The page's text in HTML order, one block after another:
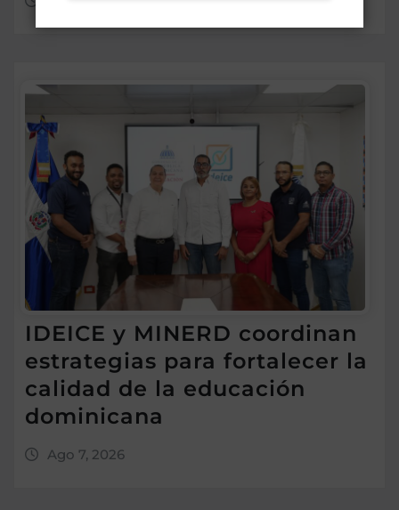
IDEICE y MINERD coordinan
estrategias para fortalecer la
calidad de la educación
dominicana
Ago 7, 2026